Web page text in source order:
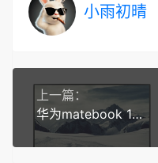
小雨初晴
上一篇：
华为matebook 14 2022 KLVF-16 Windows11原装系统 工厂模式 带F10智能还原